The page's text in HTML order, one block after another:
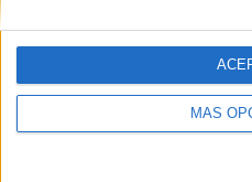
MÁS
Suscribir